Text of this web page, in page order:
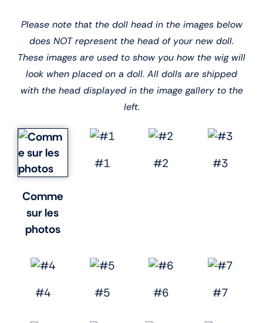
Please note that the doll head in the images below
does NOT represent the head of your new doll.
These images are used to show you how the wig will
look when placed on a doll. All dolls are shipped
with the head displayed in the image gallery to the
left.
Comme
sur les
photos
#1 #2 #3
#4 #5 #6 #7